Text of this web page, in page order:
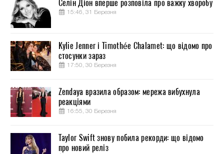
Селін Діон вперше розповіла про важку хворобу
15:46, 31 Березня
Kylie Jenner і Timothée Chalamet: що відомо про
стосунки зараз
17:50, 30 Березня
Zendaya вразила образом: мережа вибухнула
реакціями
16:55, 30 Березня
Taylor Swift знову побила рекорди: що відомо
про новий реліз